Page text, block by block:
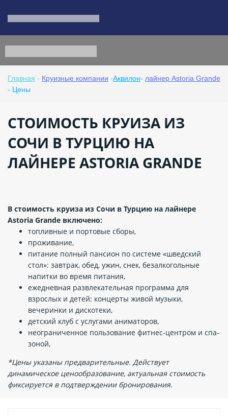
Главная - Круизные компании -Аквилон- лайнер Astoria Grande
- Цены
СТОИМОСТЬ КРУИЗА ИЗ
СОЧИ В ТУРЦИЮ НА
ЛАЙНЕРЕ ASTORIA GRANDE
В стоимость круиза из Сочи в Турцию на лайнере
Astoria Grande включено:
топливные и портовые сборы,
проживание,
питание полный пансион по системе «шведский
стол»: завтрак, обед, ужин, снек, безалкогольные
напитки во время питания,
ежедневная развлекательная программа для
взрослых и детей: концерты живой музыки,
вечеринки и дискотеки,
детский клуб с услугами аниматоров,
неограниченное пользование фитнес-центром и спа-
зоной,
*Цены указаны предварительные. Действует
динамическое ценообразование, актуальная стоимость
фиксируется в подтверждении бронирования.